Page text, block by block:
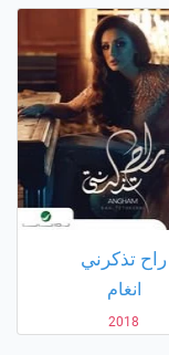
راح تذكرني
انغام
2018